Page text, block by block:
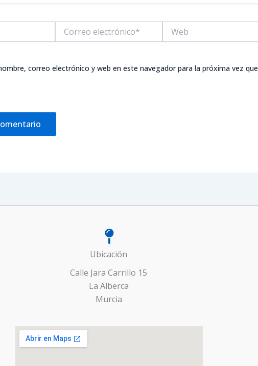
electrónico*
correo electrónico y web en este navegador para la próxima vez que
Ubicación
Calle Jara Carrillo 15
La Alberca
Murcia